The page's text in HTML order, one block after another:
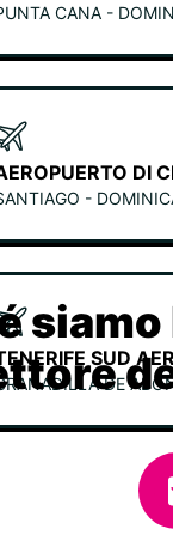
CANA -
-
SUD
DE